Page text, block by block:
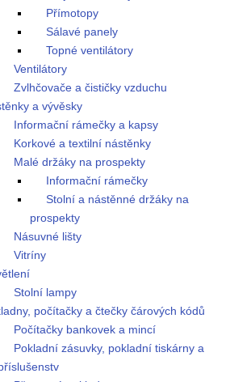
Přímotopy
Sálavé panely
Topné ventilátory
Ventilátory
Zvlhčovače a čističky vzduchu
a vývěsky
Informační rámečky a kapsy
Korkové a textilní nástěnky
Malé držáky na prospekty
Informační rámečky
Stolní a nástěnné držáky na
prospekty
Násuvné lišty
Vitríny
Stolní lampy
počítačky a čtečky čárových kódů
Počítačky bankovek a mincí
Pokladní zásuvky, pokladní tiskárny a